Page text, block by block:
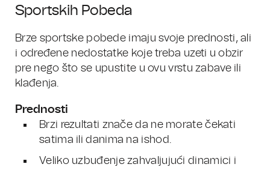
Sportskih Pobeda
Brze sportske pobede imaju svoje prednosti, ali
i određene nedostatke koje treba uzeti u obzir
pre nego što se upustite u ovu vrstu zabave ili
klađenja.
Prednosti
Brzi rezultati znače da ne morate čekati
satima ili danima na ishod.
Veliko uzbuđenje zahvaljujući dinamici i